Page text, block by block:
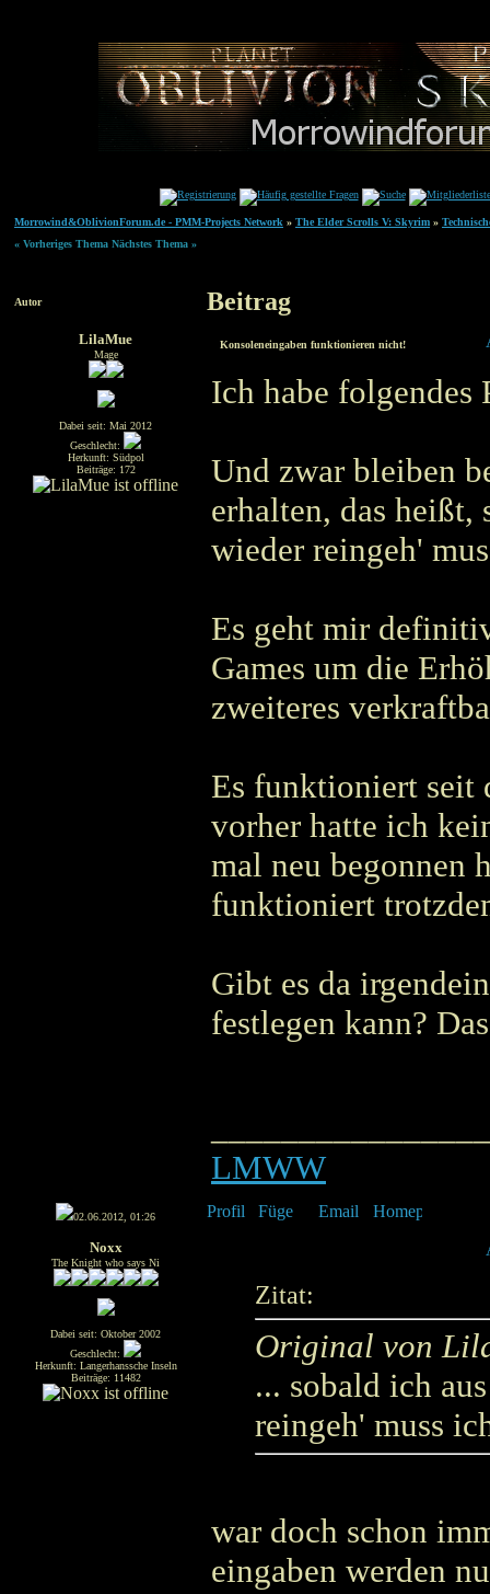
Morrowind&OblivionForum.de - PMM-Projects Network » The Elder Scrolls V: Skyrim »
« Vorheriges Thema Nächstes Thema »
Autor Beitrag
LilaMue
Mage
Dabei seit: Mai 2012
Geschlecht:
Herkunft: Südpol
Beiträge: 172
Konsoleneingaben funktionieren nicht!
Ich habe folgendes
Und zwar bleiben
erhalten, das heißt,
wieder reingeh'
Es geht mir
Games um die
zweiteres
Es funktioniert seit
vorher hatte ich
mal neu begonnen
funktioniert
Gibt es da
festlegen kann?
LMWW
02.06.2012, 01:26
Noxx
The Knight who says Ni
Dabei seit: Oktober 2002
Geschlecht:
Herkunft: Langerhanssche Inseln
Beiträge: 11482
Zitat:
Original von
... sobald ich
reingeh' muss
war doch schon
eingaben werden